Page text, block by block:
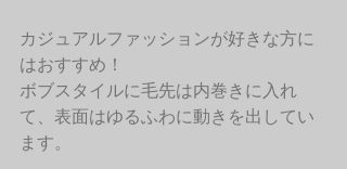
カジュアルファッションが好きな方に
はおすすめ！
ボブスタイルに毛先は内巻きに入れ
て、表面はゆるふわに動きを出してい
ます。